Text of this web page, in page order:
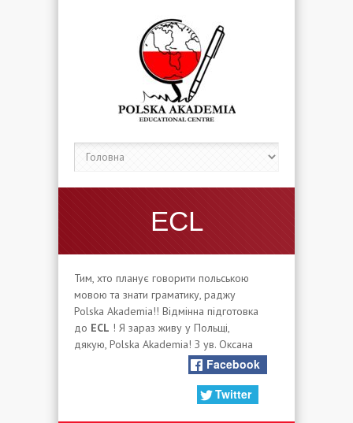
ECL
Тим, хто планує говорити польською
мовою та знати граматику, раджу
Polska Akademia!! Відмінна підготовка
до ECL ! Я зараз живу у Польщі,
дякую, Polska Akademia! З ув. Оксана
Facebook
Twitter